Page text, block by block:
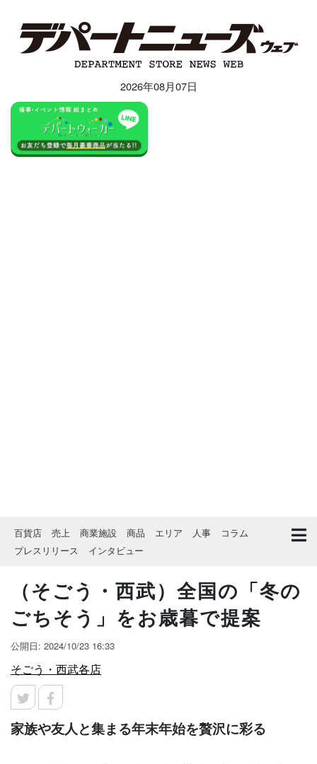
2026年08月07日
百貨店 売上 商業施設 商品 エリア 人事
コラム
プレスリリース
インタビュー
（そごう・西武）全国の「冬の
ごちそう」をお歳暮で提案
公開日: 2024/10/23 16:33
そごう・西武各店
家族や友人と集まる年末年始を贅沢に彩る